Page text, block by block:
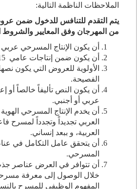
الملاحظات الناظمة التالية:
يتم التقدم للتنافس للدخول ضمن
من المهرجان وفق المعايير والشروط
أن يكون الإنتاج المسرحي
أن يكون ضمن إنتاجات عامي
الأولوية للعروض التي يكون نصها
الفصيحة.
أن يكون النص تأليفاً خالصاً أو
عربي أو أجنبي.
أن يخدم الإنتاج المسرحي
العربي تجديداً وتجدداً لمسرح
العربية، و ببعد إنساني.
أن يتحقق عامل التكامل في
المسرحي.
أن تتوافر في العرض عناصر
خلال الوصول إلى معرفة
المفهوم الوظيفي للمسرح